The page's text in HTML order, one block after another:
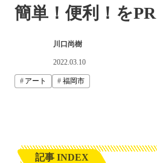
簡単！便利！をPR
川口尚樹
2022.03.10
アート 福岡市
記事 INDEX